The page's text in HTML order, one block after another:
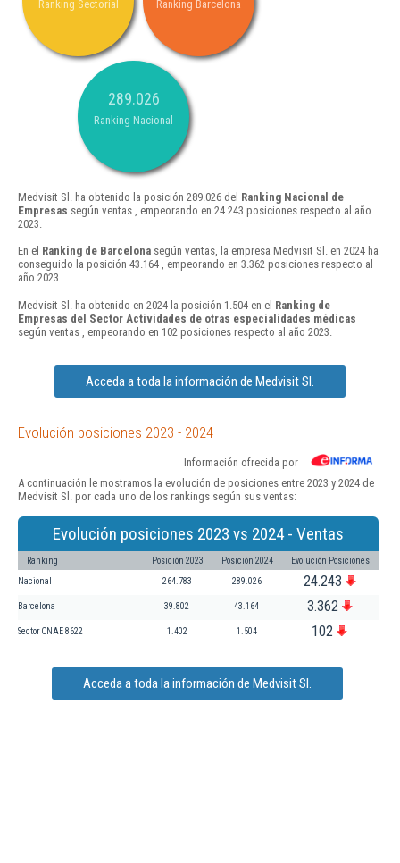
Ranking Sectorial Ranking Barcelona
289.026
Ranking Nacional
Medvisit Sl. ha obtenido la posición 289.026 del Ranking Nacional de
Empresas según ventas , empeorando en 24.243 posiciones respecto al año
2023.
En el Ranking de Barcelona según ventas, la empresa Medvisit Sl. en 2024 ha
conseguido la posición 43.164 , empeorando en 3.362 posiciones respecto al
año 2023.
Medvisit Sl. ha obtenido en 2024 la posición 1.504 en el Ranking de
Empresas del Sector Actividades de otras especialidades médicas
según ventas , empeorando en 102 posiciones respecto al año 2023.
Acceda a toda la información de Medvisit Sl.
Evolución posiciones 2023 - 2024
Información ofrecida por
A continuación le mostramos la evolución de posiciones entre 2023 y 2024 de
Medvisit Sl. por cada uno de los rankings según sus ventas:
Evolución posiciones 2023 vs 2024 - Ventas
Ranking Posición 2023 Posición 2024 Evolución Posiciones
Nacional 264.783 289.026 24.243
Barcelona 39.802 43.164 3.362
Sector CNAE 8622 1.402 1.504 102
Acceda a toda la información de Medvisit Sl.